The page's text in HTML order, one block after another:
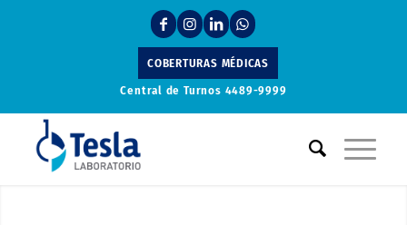
COBERTURAS MÉDICAS
Central de Turnos 4489-9999